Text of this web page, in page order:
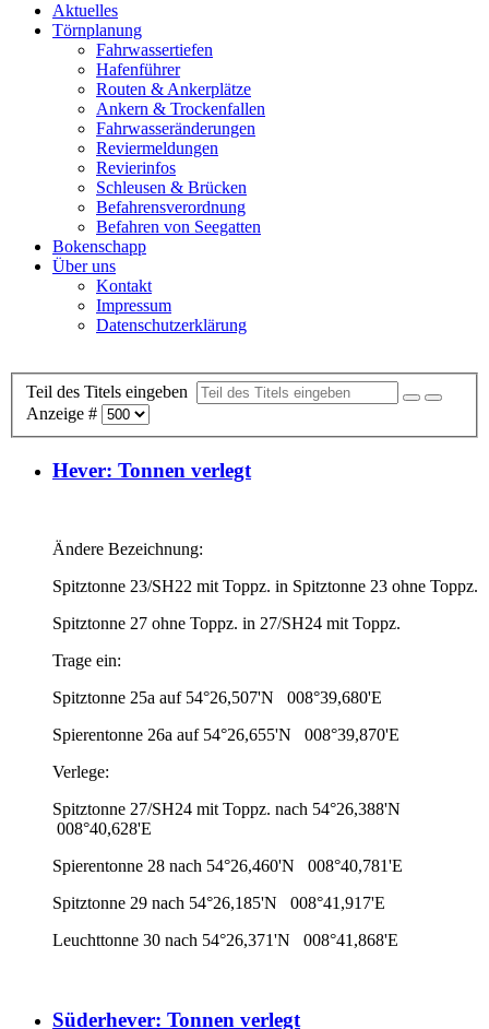
Aktuelles
Törnplanung
Fahrwassertiefen
Hafenführer
Routen & Ankerplätze
Ankern & Trockenfallen
Fahrwasseränderungen
Reviermeldungen
Revierinfos
Schleusen & Brücken
Befahrensverordnung
Befahren von Seegatten
Bokenschapp
Über uns
Kontakt
Impressum
Datenschutzerklärung
Teil des Titels eingeben
Anzeige #
Hever: Tonnen verlegt
Ändere Bezeichnung:
Spitztonne 23/SH22 mit Toppz. in Spitztonne 23 ohne Toppz.
Spitztonne 27 ohne Toppz. in 27/SH24 mit Toppz.
Trage ein:
Spitztonne 25a auf 54°26,507'N 008°39,680'E
Spierentonne 26a auf 54°26,655'N 008°39,870'E
Verlege:
Spitztonne 27/SH24 mit Toppz. nach 54°26,388'N
008°40,628'E
Spierentonne 28 nach 54°26,460'N 008°40,781'E
Spitztonne 29 nach 54°26,185'N 008°41,917'E
Leuchttonne 30 nach 54°26,371'N 008°41,868'E
Süderhever: Tonnen verlegt